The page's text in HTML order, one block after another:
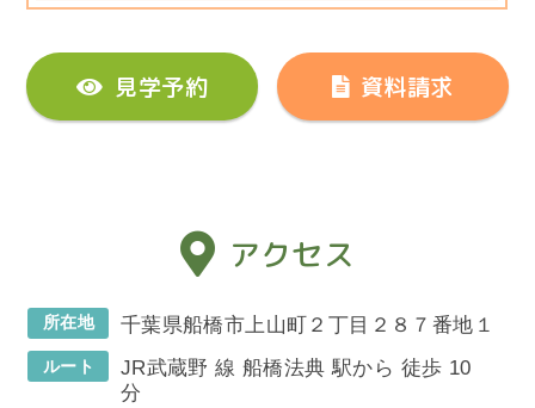
見学予約 資料請求
アクセス
所在地 千葉県船橋市上山町２丁目２８７番地１
ルート
JR武蔵野 線 船橋法典 駅から 徒歩 10
分